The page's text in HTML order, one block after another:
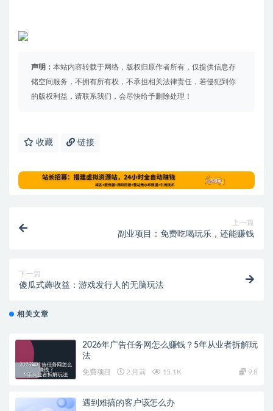
声明： 本站内容转载于网络，版权归原作者所有，仅提供信息存
储空间服务，不拥有所有权，不承担相关法律责任，若侵犯到你
的版权利益，请联系我们，会尽快给予删除处理！
收藏 链接
上一篇
副业项目：免费吃喝玩乐，还能赚钱
下一篇
傻瓜式薅收益：游戏发行人的无脑玩法
相关文章
2026年广告任务网怎么赚钱？5年从业者拆解玩
法
免费项目 2 月前 15.1K 9.8
遇到难搞的客户该怎么办